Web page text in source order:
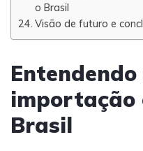
o Brasil
Visão de futuro e
importação
Brasil